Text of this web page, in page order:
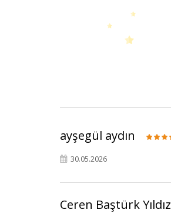
ayşegül aydın
30.05.2026
Ceren Baştürk Yıldız